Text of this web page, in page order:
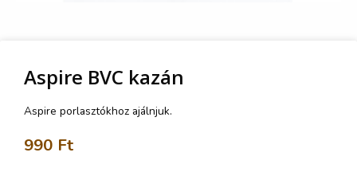
Aspire BVC kazán
Aspire porlasztókhoz ajálnjuk.
990 Ft